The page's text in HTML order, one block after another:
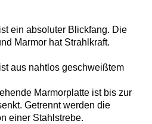
ein absoluter Blickfang. Die
Marmor hat Strahlkraft.
aus nahtlos geschweißtem
Marmorplatte ist bis zur
Getrennt werden die
einer Stahlstrebe.